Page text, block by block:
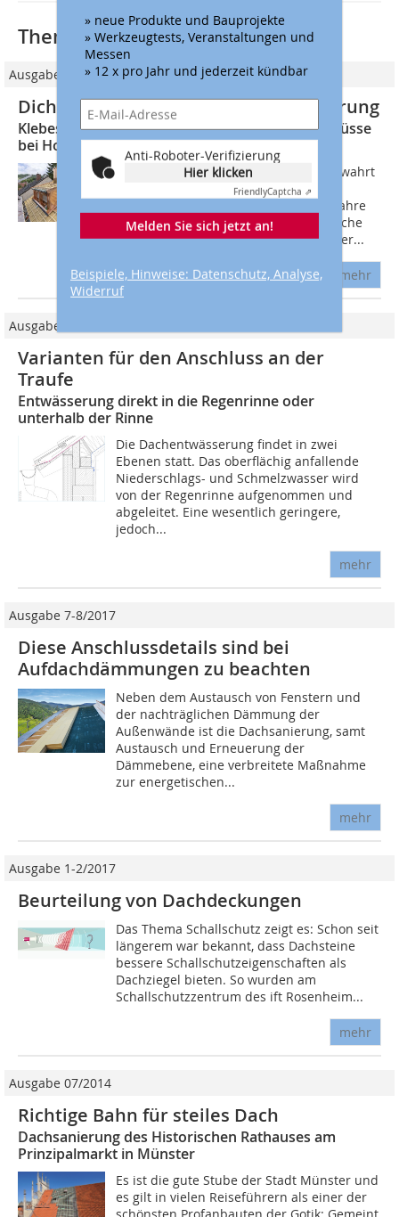
» neue Produkte und Bauprojekte
» Werkzeugtests, Veranstaltungen und
Messen
» 12 x pro Jahr und jederzeit kündbar
Anti-Roboter-Verifizierung
Hier klicken
FriendlyCaptcha ⇗
Melden Sie sich jetzt an!
Beispiele, Hinweise: Datenschutz, Analyse,
Widerruf
Thematisch passende Artikel:
Ausgabe 02/2021
Dichte Anschlüsse bei der Dachsanierung
Klebesystem für wind- und regensichere Anschlüsse
bei Holzfaserdämmung
Inmitten von Weinbergen gelegen, bewahrt
Stuttgart-Uhlbach bis heute seinen
dörflichen Charakter. Mit einem 400 Jahre
alten Rathaus, einer gotischen Saalkirche
und alten Fachwerkhäusern verfügt der...
mehr
Ausgabe 07/2019
Varianten für den Anschluss an der
Traufe
Entwässerung direkt in die Regenrinne oder
unterhalb der Rinne
Die Dachentwässerung findet in zwei
Ebenen statt. Das oberflächig anfallende
Niederschlags- und Schmelzwasser wird
von der Regenrinne aufgenommen und
abgeleitet. Ei­ne wesentlich geringere,
jedoch...
mehr
Ausgabe 7-8/2017
Diese Anschlussdetails sind bei
Aufdachdämmungen zu beachten
Neben dem Austausch von Fenstern und
der nachträglichen Dämmung der
Außenwände ist die Dachsanierung, samt
Austausch und Erneuerung der
Dämmebene, eine verbreitete Maßnahme
zur energetischen...
mehr
Ausgabe 1-2/2017
Beurteilung von Dachdeckungen
Das Thema Schallschutz zeigt es: Schon seit
längerem war bekannt, dass Dachsteine
bessere Schallschutzeigenschaften als
Dachziegel bieten. So wurden am
Schallschutzzentrum des ift Rosenheim...
mehr
Ausgabe 07/2014
Richtige Bahn für steiles Dach
Dachsanierung des Historischen Rathauses am
Prinzipalmarkt in Münster
Es ist die gute Stube der Stadt Münster und
es gilt in vielen Reiseführern als einer der